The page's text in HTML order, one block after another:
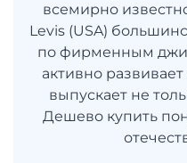
всемирно
Levis (USA)
по фирменным
активно
выпускает не
Дешево купить